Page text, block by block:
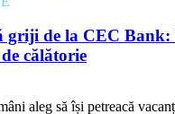
griji de la CEC Bank:
călătorie
65% și-au ales ca